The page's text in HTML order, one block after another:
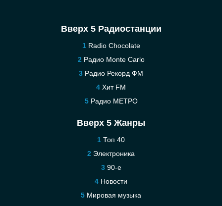
Вверх 5 Радиостанции
Radio Chocolate
Радио Monte Carlo
Радио Рекорд ФМ
Хит FM
Радио МЕТРО
Вверх 5 Жанры
Топ 40
Электроника
90-е
Новости
Мировая музыка